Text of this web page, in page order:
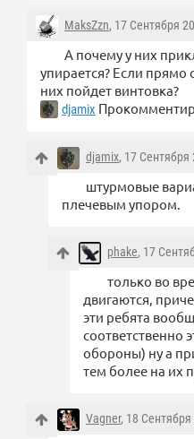
MaksZzn, 17 Сентября
А почему у них
упирается? Если прямо
них пойдет винтовка?
djamix
djamix, 17 Сентября
штурмовые
плечевым упором.
phake, 17
только во
двигаются,
эти ребята
соответственно
обороны) ну а
тем более на их
Vagner, 18 Сентября